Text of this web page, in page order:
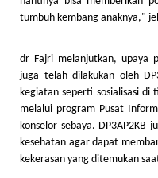
tumbuh kembang anaknya,"
dr Fajri melanjutkan, upaya
juga telah dilakukan oleh
kegiatan seperti sosialisasi di
melalui program Pusat
konselor sebaya. DP3AP2KB
kesehatan agar dapat
kekerasan yang ditemukan